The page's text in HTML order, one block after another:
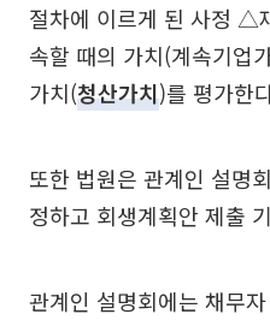
절차에 이르게 된 사정 △
속할 때의 가치(계속기업
가치(청산가치)를 평가한
또한 법원은 관계인 설명
정하고 회생계획안 제출
관계인 설명회에는 채무